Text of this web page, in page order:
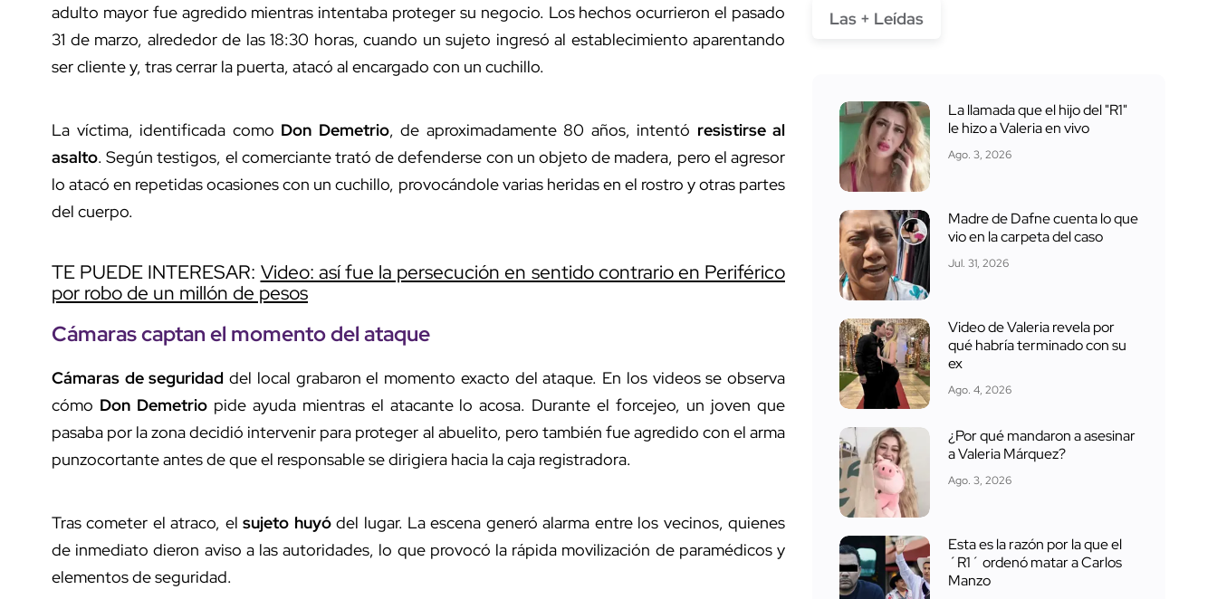
adulto mayor fue agredido mientras intentaba proteger su negocio. Los hechos ocurrieron el pasado
31 de marzo, alrededor de las 18:30 horas, cuando un sujeto ingresó al establecimiento aparentando
ser cliente y, tras cerrar la puerta, atacó al encargado con un cuchillo.
La víctima, identificada como Don Demetrio, de aproximadamente 80 años, intentó resistirse al
asalto. Según testigos, el comerciante trató de defenderse con un objeto de madera, pero el agresor
lo atacó en repetidas ocasiones con un cuchillo, provocándole varias heridas en el rostro y otras partes
del cuerpo.
TE PUEDE INTERESAR: Video: así fue la persecución en sentido contrario en Periférico
por robo de un millón de pesos
Cámaras captan el momento del ataque
Cámaras de seguridad del local grabaron el momento exacto del ataque. En los videos se observa
cómo Don Demetriopide ayuda mientras el atacante lo acosa. Durante el forcejeo, un joven que
pasaba por la zona decidió intervenir para proteger al abuelito, pero también fue agredido con el arma
punzocortante antes de que el responsable se dirigiera hacia la caja registradora.
Tras cometer el atraco, elsujeto huyódel lugar. La escena generó alarma entre los vecinos, quienes
de inmediato dieron aviso a las autoridades, lo que provocó la rápida movilización de paramédicos y
elementos de seguridad.
Las + Leídas
La llamada que el hijo del "R1"
le hizo a Valeria en vivo
Ago. 3, 2026
Madre de Dafne cuenta lo que
vio en la carpeta del caso
Jul. 31, 2026
Video de Valeria revela por
qué habría terminado con su
ex
Ago. 4, 2026
¿Por qué mandaron a asesinar
a Valeria Márquez?
Ago. 3, 2026
Esta es la razón por la que el
´R1´ ordenó matar a Carlos
Manzo